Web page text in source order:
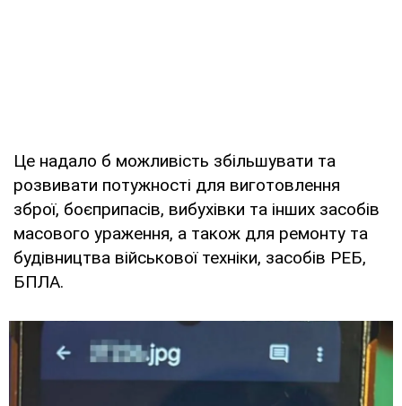
Це надало б можливість збільшувати та
розвивати потужності для виготовлення
зброї, боєприпасів, вибухівки та інших засобів
масового ураження, а також для ремонту та
будівництва військової техніки, засобів РЕБ,
БПЛА.